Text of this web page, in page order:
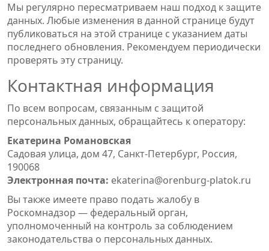
Мы регулярно пересматриваем наш подход к защите
данных. Любые изменения в данной странице будут
публиковаться на этой странице с указанием даты
последнего обновления. Рекомендуем периодически
проверять эту страницу.
Контактная информация
По всем вопросам, связанным с защитой
персональных данных, обращайтесь к оператору:
Екатерина Романовская
Садовая улица, дом 47, Санкт-Петербург, Россия,
190068
Электронная почта: ekaterina@orenburg-platok.ru
Вы также имеете право подать жалобу в
Роскомнадзор — федеральный орган,
уполномоченный на контроль за соблюдением
законодательства о персональных данных.